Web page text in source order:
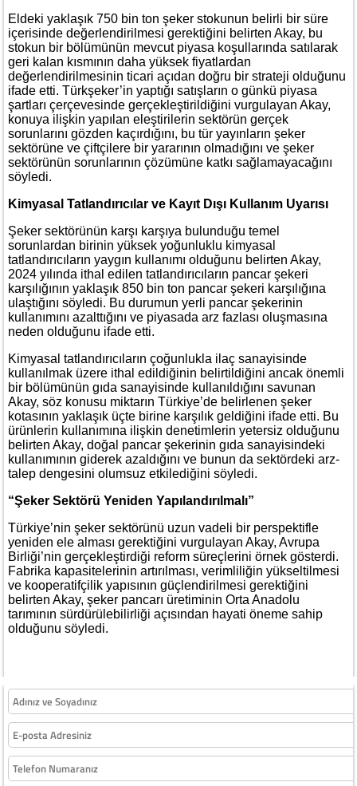
Eldeki yaklaşık 750 bin ton şeker stokunun belirli bir süre
içerisinde değerlendirilmesi gerektiğini belirten Akay, bu
stokun bir bölümünün mevcut piyasa koşullarında satılarak
geri kalan kısmının daha yüksek fiyatlardan
değerlendirilmesinin ticari açıdan doğru bir strateji olduğunu
ifade etti. Türkşeker’in yaptığı satışların o günkü piyasa
şartları çerçevesinde gerçekleştirildiğini vurgulayan Akay,
konuya ilişkin yapılan eleştirilerin sektörün gerçek
sorunlarını gözden kaçırdığını, bu tür yayınların şeker
sektörüne ve çiftçilere bir yararının olmadığını ve şeker
sektörünün sorunlarının çözümüne katkı sağlamayacağını
söyledi.
Kimyasal Tatlandırıcılar ve Kayıt Dışı Kullanım Uyarısı
Şeker sektörünün karşı karşıya bulunduğu temel
sorunlardan birinin yüksek yoğunluklu kimyasal
tatlandırıcıların yaygın kullanımı olduğunu belirten Akay,
2024 yılında ithal edilen tatlandırıcıların pancar şekeri
karşılığının yaklaşık 850 bin ton pancar şekeri karşılığına
ulaştığını söyledi. Bu durumun yerli pancar şekerinin
kullanımını azalttığını ve piyasada arz fazlası oluşmasına
neden olduğunu ifade etti.
Kimyasal tatlandırıcıların çoğunlukla ilaç sanayisinde
kullanılmak üzere ithal edildiğinin belirtildiğini ancak önemli
bir bölümünün gıda sanayisinde kullanıldığını savunan
Akay, söz konusu miktarın Türkiye’de belirlenen şeker
kotasının yaklaşık üçte birine karşılık geldiğini ifade etti. Bu
ürünlerin kullanımına ilişkin denetimlerin yetersiz olduğunu
belirten Akay, doğal pancar şekerinin gıda sanayisindeki
kullanımının giderek azaldığını ve bunun da sektördeki arz-
talep dengesini olumsuz etkilediğini söyledi.
“Şeker Sektörü Yeniden Yapılandırılmalı”
Türkiye’nin şeker sektörünü uzun vadeli bir perspektifle
yeniden ele alması gerektiğini vurgulayan Akay, Avrupa
Birliği’nin gerçekleştirdiği reform süreçlerini örnek gösterdi.
Fabrika kapasitelerinin artırılması, verimliliğin yükseltilmesi
ve kooperatifçilik yapısının güçlendirilmesi gerektiğini
belirten Akay, şeker pancarı üretiminin Orta Anadolu
tarımının sürdürülebilirliği açısından hayati öneme sahip
olduğunu söyledi.